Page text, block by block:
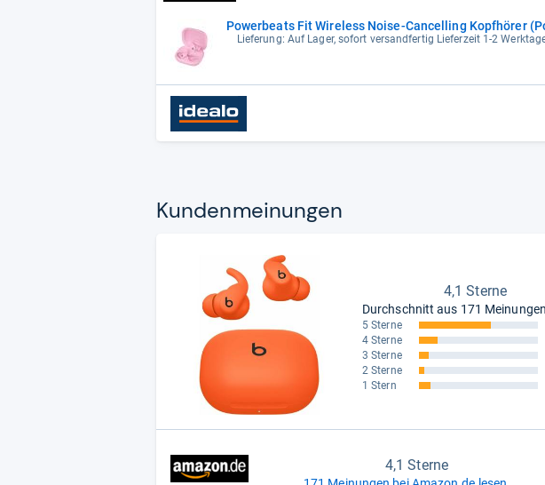
Powerbeats Fit Wireless Noise-Cancelling Kopfhörer
Lieferung: Auf Lager, sofort versandfertig Lieferzeit 1-2
Kun­den­mei­nun­gen
4,1 Sterne
Durchschnitt aus 171
5 Sterne
4 Sterne
3 Sterne
2 Sterne
1 Stern
4,1 Sterne